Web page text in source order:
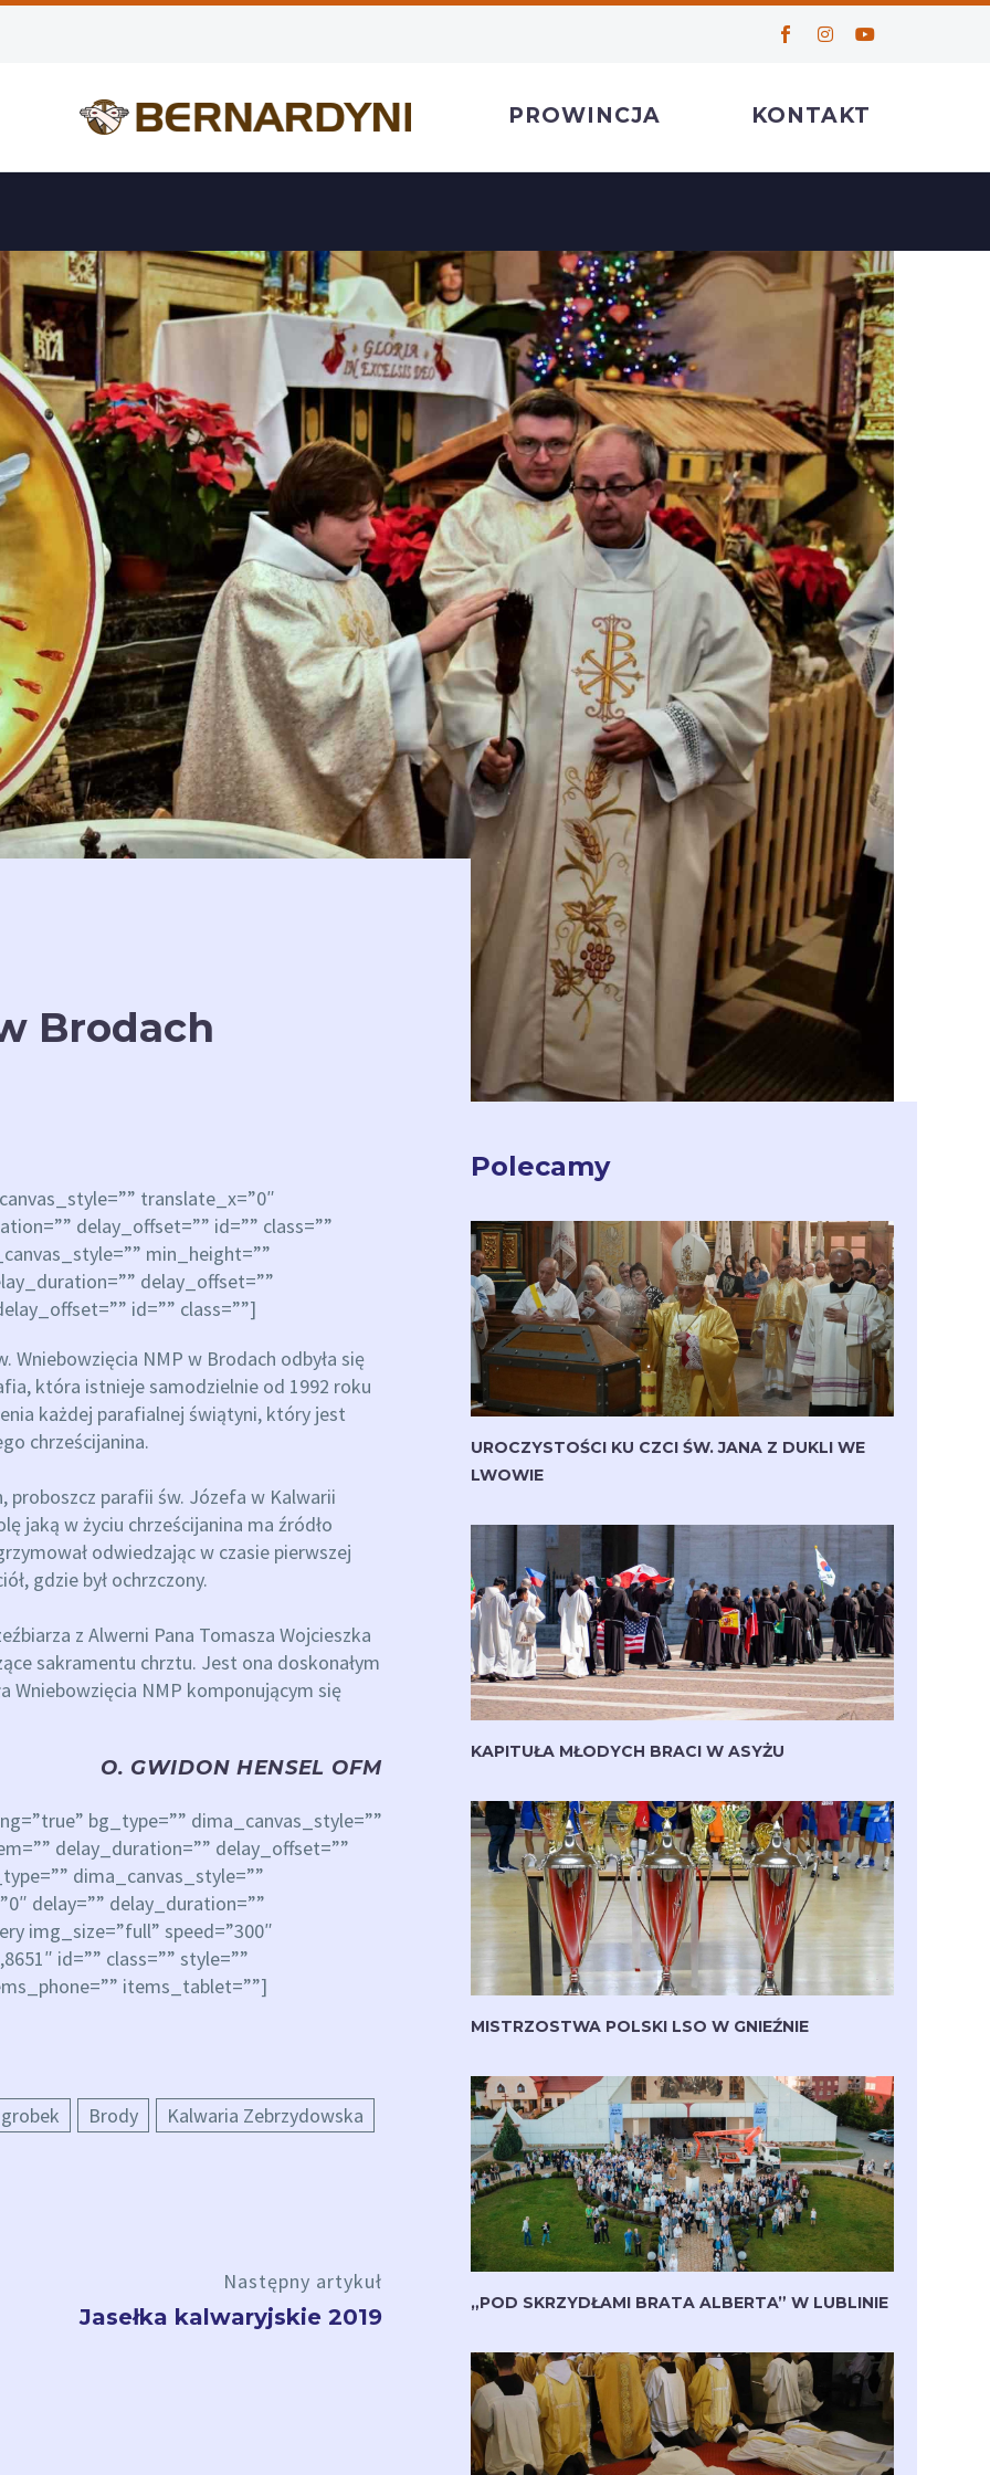
PROWINCJA KONTAKT
Brodach
translate_x=”0″
delay_offset=”” id=”” class=””
min_height=””
delay_offset=””
id=”” class=””]
Wniebowzięcia NMP w Brodach odbyła się
która istnieje samodzielnie od 1992 roku
każdej parafialnej świątyni, który jest
chrześcijanina.
proboszcz parafii św. Józefa w Kalwarii
jaką w życiu chrześcijanina ma źródło
odwiedzając w czasie pierwszej
gdzie był ochrzczony.
z Alwerni Pana Tomasza Wojcieszka
sakramentu chrztu. Jest ona doskonałym
Wniebowzięcia NMP komponującym się
O. GWIDON HENSEL OFM
bg_type=”” dima_canvas_style=””
delay_duration=”” delay_offset=””
dima_canvas_style=””
delay=”” delay_duration=””
img_size=”full” speed=”300″
id=”” class=”” style=””
items_tablet=””]
grobek Brody Kalwaria Zebrzydowska
Następny artykuł
Jasełka kalwaryjskie 2019
Polecamy
UROCZYSTOŚCI KU CZCI ŚW. JANA Z DUKLI WE
LWOWIE
KAPITUŁA MŁODYCH BRACI W ASYŻU
MISTRZOSTWA POLSKI LSO W GNIEŹNIE
„POD SKRZYDŁAMI BRATA ALBERTA” W LUBLINIE